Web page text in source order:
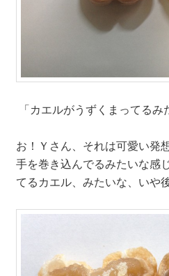
「カエルがうずくまってるみ
お！Ｙさん、それは可愛い発
手を巻き込んでるみたいな感
てるカエル、みたいな、いや